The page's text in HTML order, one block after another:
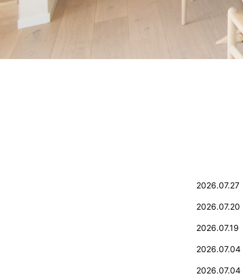
2026.07.27
2026.07.20
2026.07.19
2026.07.04
2026.07.04